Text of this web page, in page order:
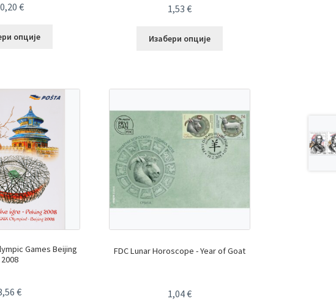
€
опције
1,53 €
Изабери опције
Games Beijing
2008
€
FDC Lunar Horoscope - Year of Goat
1,04€